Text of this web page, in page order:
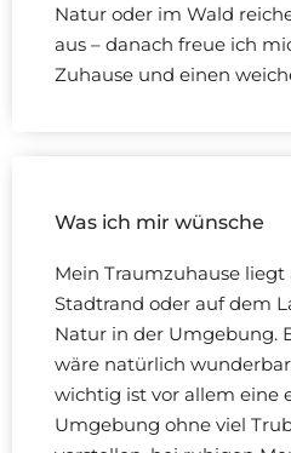
Natur oder im Wald
aus – danach freue ich
Zuhause und einen
Was ich mir wünsche
Mein Traumzuhause
Stadtrand oder auf dem
Natur in der Umgebung.
wäre natürlich
wichtig ist vor allem eine
Umgebung ohne viel